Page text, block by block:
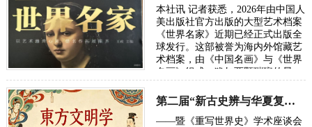
本社讯 记者获悉，2026年由中国人
美出版社官方出版的大型艺术档案
《世界名家》近期已经正式出版全
球发行。这部被誉为海内外馆藏艺
术档案，由《中国名画》与《世界
名画》组成，犹如两颗璀璨的星
辰，分别在东西方的艺术天空中闪
耀又浑然…
第二届“新古史辨与华夏复兴”学术研讨会定于10月长沙举行
——暨《重写世界史》学术座谈会